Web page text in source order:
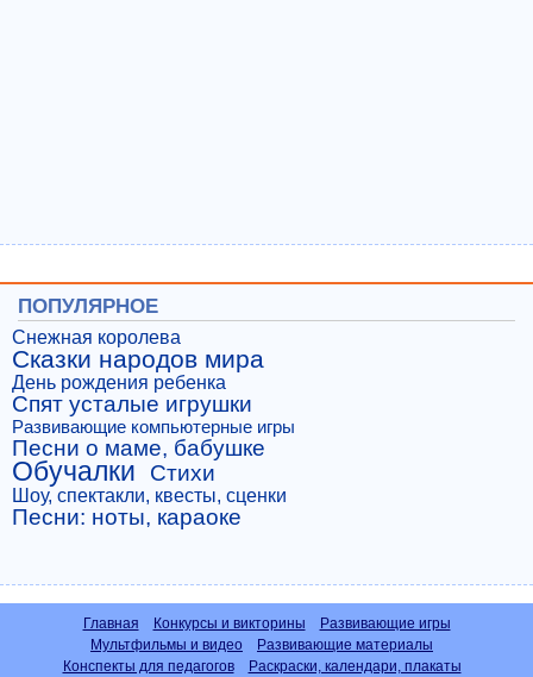
ПОПУЛЯРНОЕ
Снежная королева
Сказки народов мира
День рождения ребенка
Спят усталые игрушки
Развивающие компьютерные игры
Песни о маме, бабушке
Обучалки Стихи
Шоу, спектакли, квесты, сценки
Песни: ноты, караоке
Главная Конкурсы и викторины
Развивающие игры
Мультфильмы и видео
Развивающие материалы
Конспекты для педагогов
Раскраски, календари, плакаты